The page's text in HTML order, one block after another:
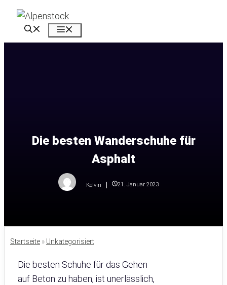
Zum
Inhalt
Die besten Wanderschuhe für
Asphalt
Kelvin 21. Januar 2023
Startseite » Unkategorisiert
Die besten Schuhe für das Gehen
auf Beton zu haben, ist unerlässlich,